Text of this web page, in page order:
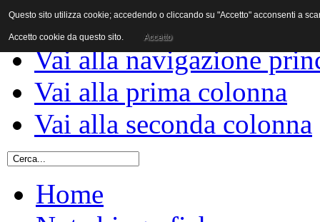
Vai al contenuto
Vai alla navigazione
Vai alla prima colonna
Vai alla seconda colonna
Home
Questo sito utilizza cookie; accedendo o cliccando su "Accetto" acconsenti a
Accetto cookie da questo sito. Accetto